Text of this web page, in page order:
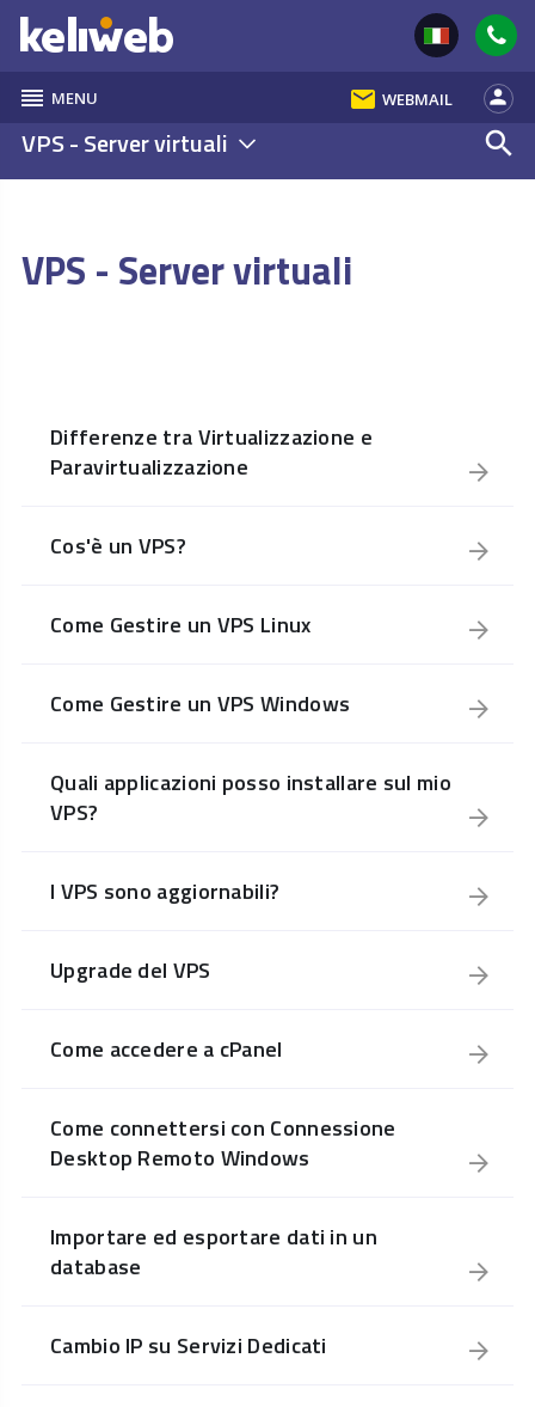
reorder MENU email WEBMAIL person
VPS - Server virtuali search
VPS - Server virtuali
Differenze tra Virtualizzazione e
Paravirtualizzazione
Cos'è un VPS?
Come Gestire un VPS Linux
Come Gestire un VPS Windows
Quali applicazioni posso installare sul mio
VPS?
I VPS sono aggiornabili?
Upgrade del VPS
Come accedere a cPanel
Come connettersi con Connessione
Desktop Remoto Windows
Importare ed esportare dati in un
database
Cambio IP su Servizi Dedicati